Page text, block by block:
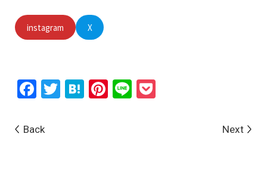
instagram X
Facebook
Twitter
Hatena
Pinterest
LinePocket
Back Next